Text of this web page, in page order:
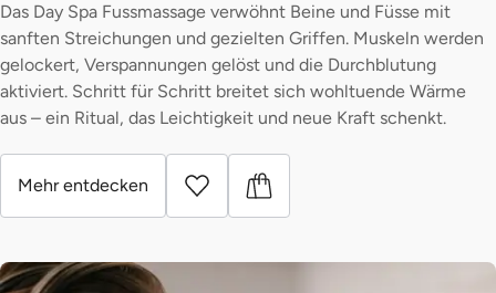
Das Day Spa Fussmassage verwöhnt Beine und Füsse mit
sanften Streichungen und gezielten Griffen. Muskeln werden
gelockert, Verspannungen gelöst und die Durchblutung
aktiviert. Schritt für Schritt breitet sich wohltuende Wärme
aus – ein Ritual, das Leichtigkeit und neue Kraft schenkt.
Mehr entdecken